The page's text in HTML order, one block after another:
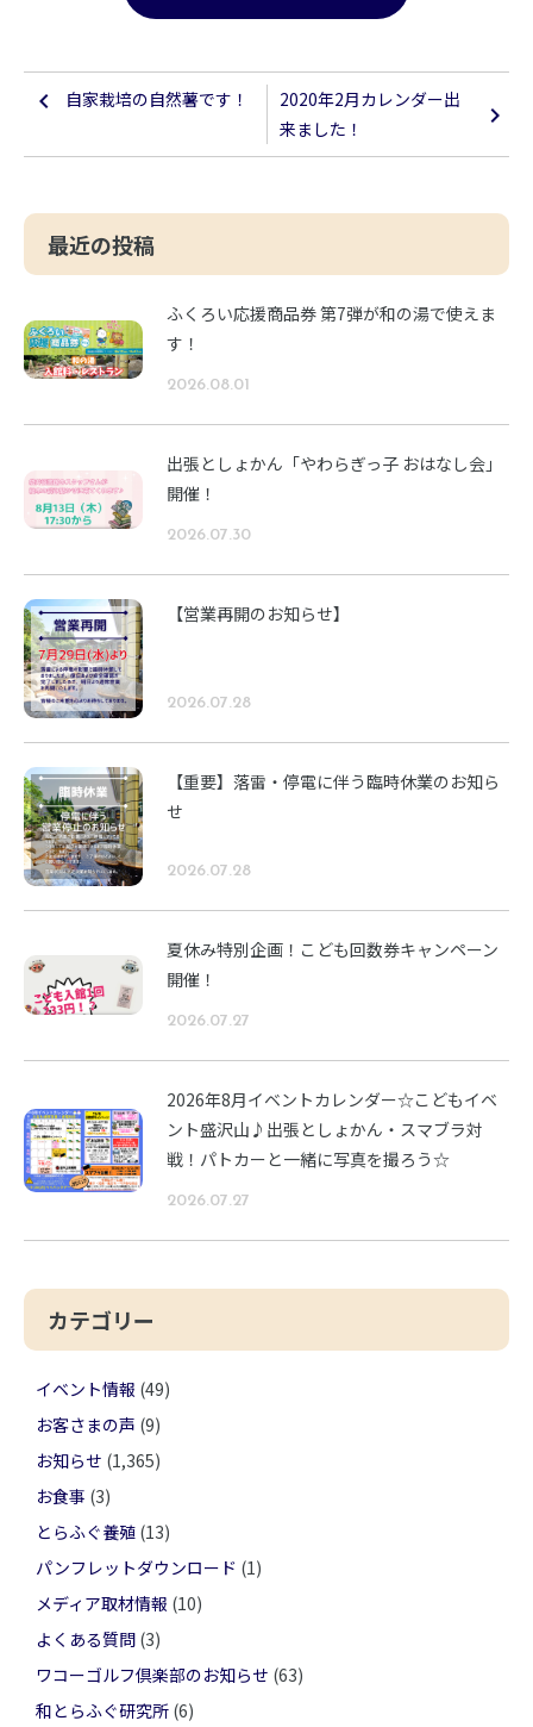
自家栽培の自然薯です！
2020年2月カレンダー出
来ました！
最近の投稿
ふくろい応援商品券 第7弾が和の湯で使えま
す！
2026.08.01
出張としょかん「やわらぎっ子 おはなし会」
開催！
2026.07.30
【営業再開のお知らせ】
2026.07.28
【重要】落雷・停電に伴う臨時休業のお知ら
せ
2026.07.28
夏休み特別企画！こども回数券キャンペーン
開催！
2026.07.27
2026年8月イベントカレンダー☆こどもイベ
ント盛沢山♪出張としょかん・スマブラ対
戦！パトカーと一緒に写真を撮ろう☆
2026.07.27
カテゴリー
イベント情報 (49)
お客さまの声 (9)
お知らせ (1,365)
お食事 (3)
とらふぐ養殖 (13)
パンフレットダウンロード (1)
メディア取材情報 (10)
よくある質問 (3)
ワコーゴルフ倶楽部のお知らせ (63)
和とらふぐ研究所 (6)